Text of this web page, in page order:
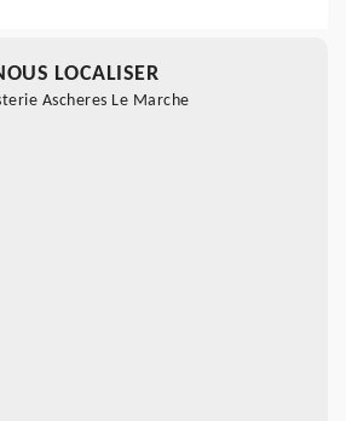
LOCALISER
Ascheres Le Marche